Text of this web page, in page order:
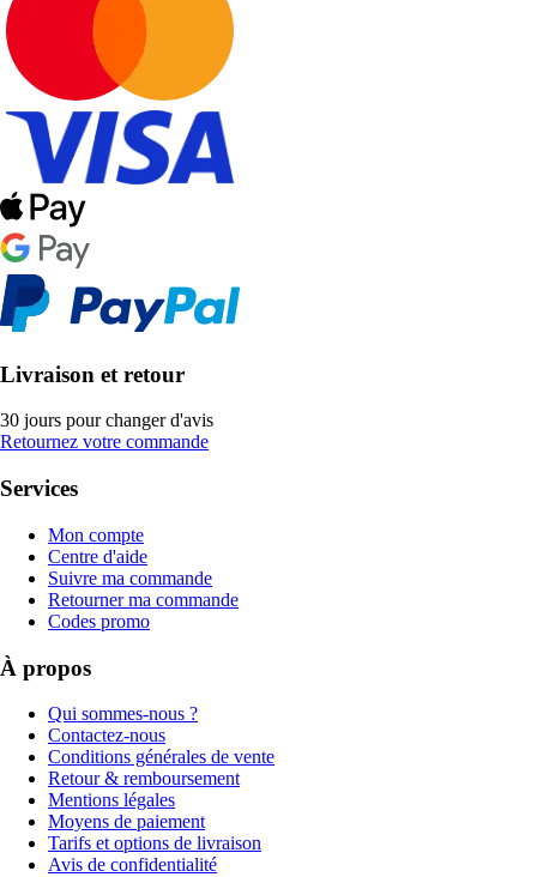
Livraison et retour
30 jours pour changer d'avis
Retournez votre commande
Services
Mon compte
Centre d'aide
Suivre ma commande
Retourner ma commande
Codes promo
À propos
Qui sommes-nous ?
Contactez-nous
Conditions générales de vente
Retour & remboursement
Mentions légales
Moyens de paiement
Tarifs et options de livraison
Avis de confidentialité